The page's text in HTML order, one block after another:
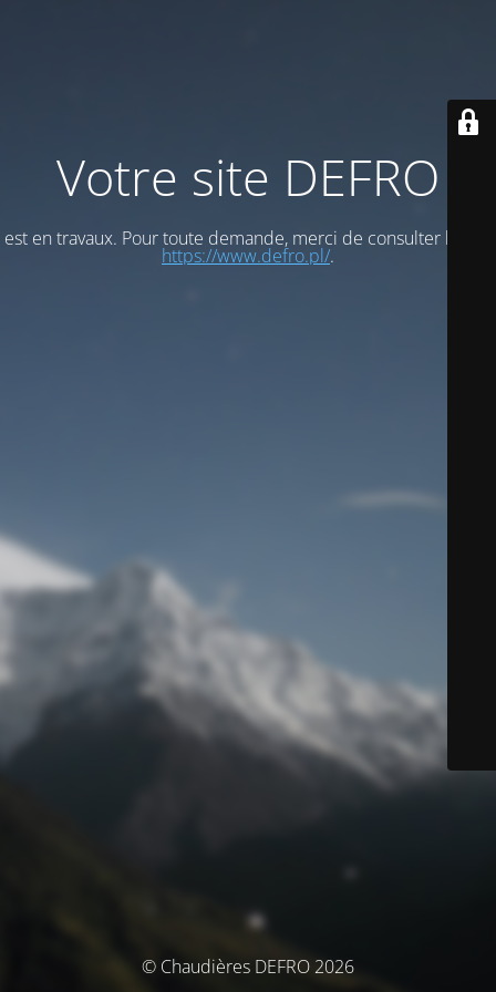
Votre site DEFRO
est en travaux. Pour toute demande, merci de consulter le site
https://www.defro.pl/.
© Chaudières DEFRO 2026